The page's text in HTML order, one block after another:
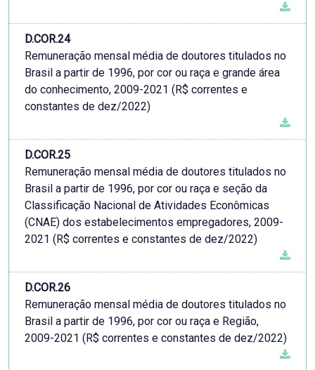
D.COR.24
Remuneração mensal média de doutores titulados no
Brasil a partir de 1996, por cor ou raça e grande área
do conhecimento, 2009-2021 (R$ correntes e
constantes de dez/2022)
D.COR.25
Remuneração mensal média de doutores titulados no
Brasil a partir de 1996, por cor ou raça e seção da
Classificação Nacional de Atividades Econômicas
(CNAE) dos estabelecimentos empregadores, 2009-
2021 (R$ correntes e constantes de dez/2022)
D.COR.26
Remuneração mensal média de doutores titulados no
Brasil a partir de 1996, por cor ou raça e Região,
2009-2021 (R$ correntes e constantes de dez/2022)